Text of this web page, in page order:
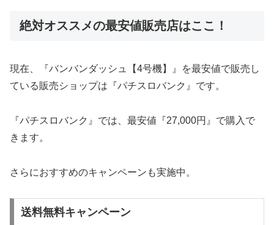
絶対オススメの最安値販売店はここ！
現在、『バンバンダッシュ【4号機】』を最安値で販売し
ている販売ショップは『パチスロバンク』です。
『パチスロバンク』では、最安値『27,000円』で購入で
きます。
さらにおすすめのキャンペーンも実施中。
送料無料キャンペーン